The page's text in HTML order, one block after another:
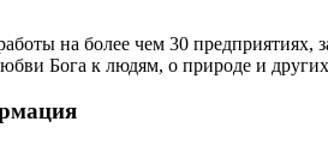
на более чем 30 предприятиях,
Бога к людям, о природе и